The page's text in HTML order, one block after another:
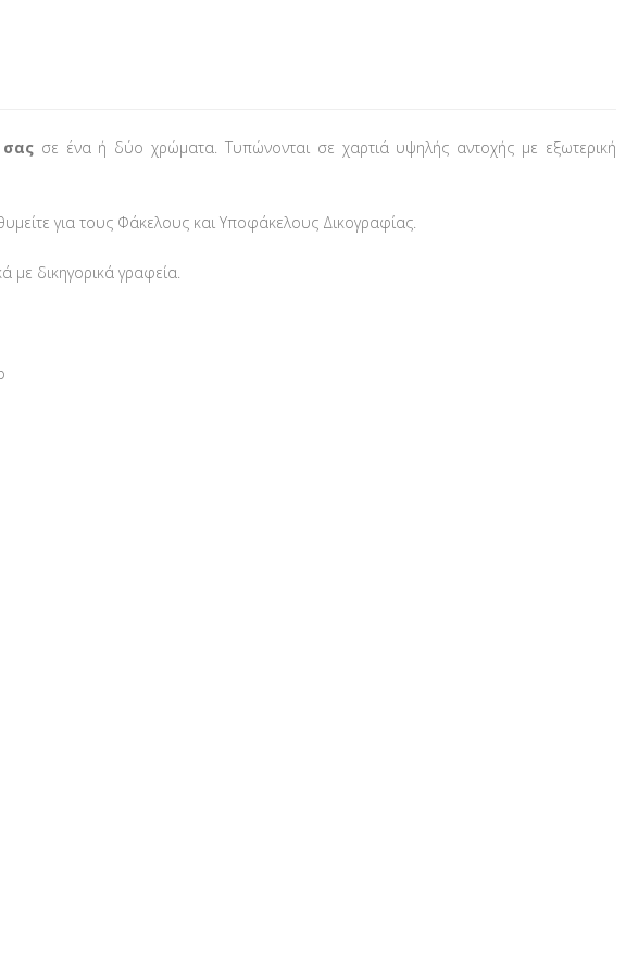
σε ένα ή δύο χρώματα. Τυπώνονται σε χαρτιά υψηλής αντοχής με εξωτερική
για τους Φάκελους και Υποφάκελους Δικογραφίας.
με δικηγορικά γραφεία.